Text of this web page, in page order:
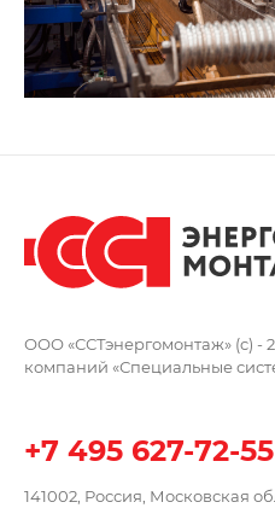
ООО «ССТэнергомонтаж» (c) -
компаний «Специальные
+7 495 627-72-55
141002, Россия, Московская